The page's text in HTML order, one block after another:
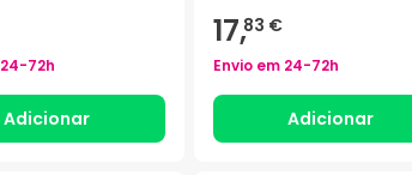
24-72h
Adicionar
17,83 €
Envio em 24-72h
Adicionar